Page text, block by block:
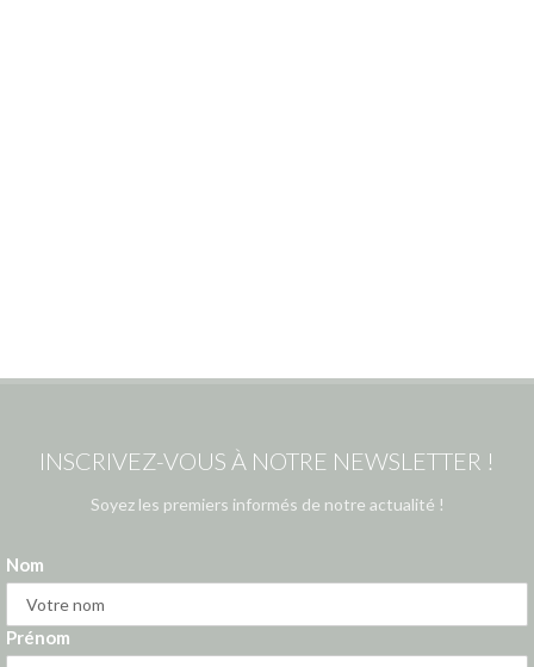
INSCRIVEZ-VOUS À NOTRE NEWSLETTER !
Soyez les premiers informés de notre actualité !
Nom
Prénom